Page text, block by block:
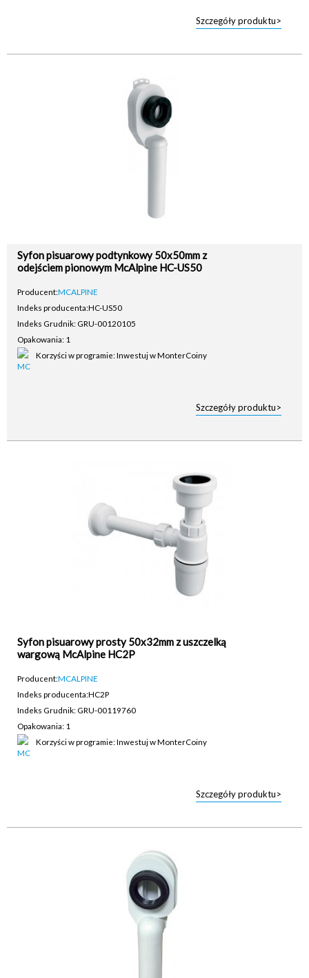
Szczegóły produktu>
Syfon pisuarowy podtynkowy 50x50mm z
odejściem pionowym McAlpine HC-US50
Producent:MCALPINE
Indeks producenta:HC-US50
Indeks Grudnik: GRU-00120105
Opakowania: 1
Korzyści w programie: Inwestuj w MonterCoiny
Szczegóły produktu>
Syfon pisuarowy prosty 50x32mm z uszczelką
wargową McAlpine HC2P
Producent:MCALPINE
Indeks producenta:HC2P
Indeks Grudnik: GRU-00119760
Opakowania: 1
Korzyści w programie: Inwestuj w MonterCoiny
Szczegóły produktu>